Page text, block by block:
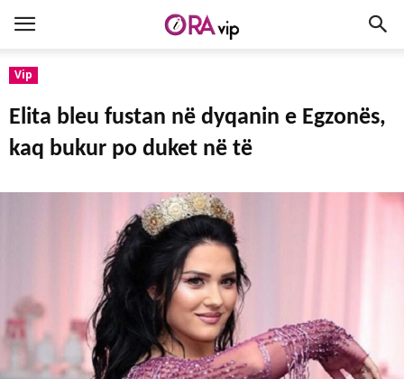
Vip
Elita bleu fustan në dyqanin e Egzonës,
kaq bukur po duket në të